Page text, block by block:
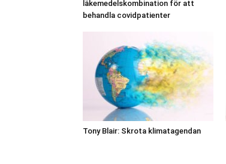
läkemedelskombination för att
behandla covidpatienter
Tony Blair: Skrota klimatagendan